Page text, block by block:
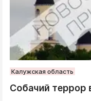
Калужская область
Собачий террор